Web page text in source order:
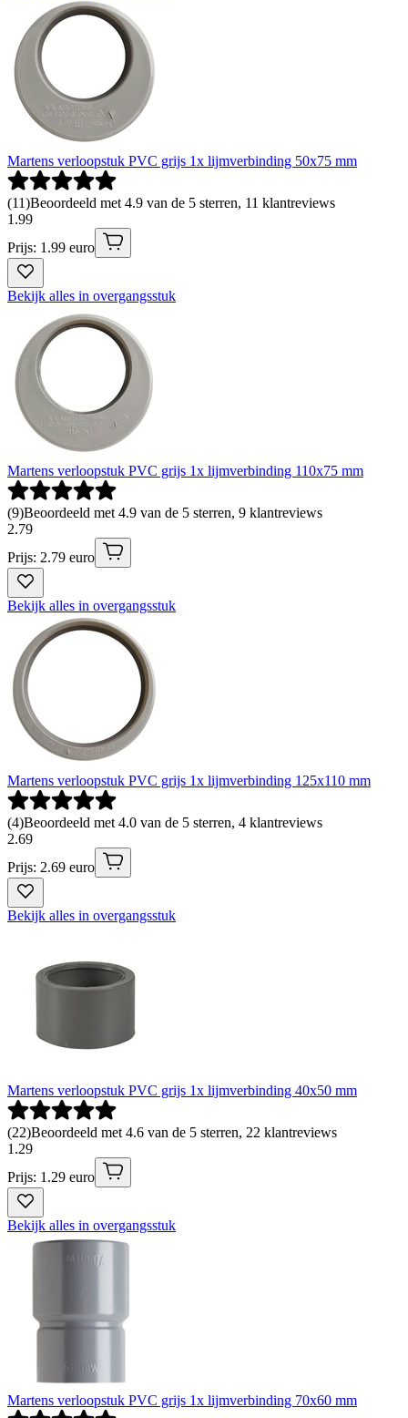
Martens verloopstuk PVC grijs 1x lijmverbinding 50x75 mm
(11)Beoordeeld met 4.9 van de 5 sterren, 11 klantreviews
1 .99
Prijs: 1.99 euro
Bekijk alles in overgangsstuk
Martens verloopstuk PVC grijs 1x lijmverbinding 110x75 mm
(9)Beoordeeld met 4.9 van de 5 sterren, 9 klantreviews
2.79
Prijs: 2.79 euro
Bekijk alles in overgangsstuk
Martens verloopstuk PVC grijs 1x lijmverbinding 125x110 mm
(4)Beoordeeld met 4.0 van de 5 sterren, 4 klantreviews
2.69
Prijs: 2.69 euro
Bekijk alles in overgangsstuk
Martens verloopstuk PVC grijs 1x lijmverbinding 40x50 mm
(22)Beoordeeld met 4.6 van de 5 sterren, 22 klantreviews
1 .29
Prijs: 1.29 euro
Bekijk alles in overgangsstuk
Martens verloopstuk PVC grijs 1x lijmverbinding 70x60 mm